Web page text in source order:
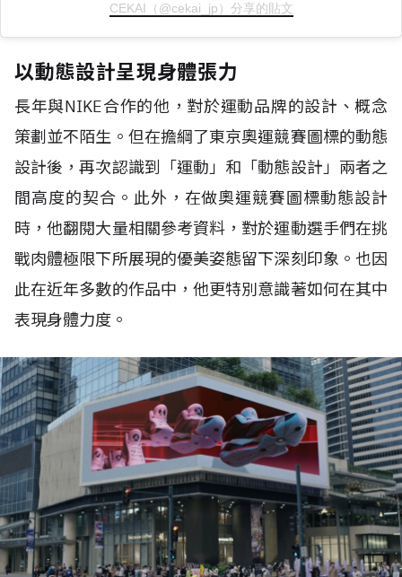
CEKAI（@cekai_jp）分享的貼文
以動態設計呈現身體張力
長年與NIKE合作的他，對於運動品牌的設計、概念
策劃並不陌生。但在擔綱了東京奧運競賽圖標的動態
設計後，再次認識到「運動」和「動態設計」兩者之
間高度的契合。此外，在做奧運競賽圖標動態設計
時，他翻閱大量相關參考資料，對於運動選手們在挑
戰肉體極限下所展現的優美姿態留下深刻印象。也因
此在近年多數的作品中，他更特別意識著如何在其中
表現身體力度。